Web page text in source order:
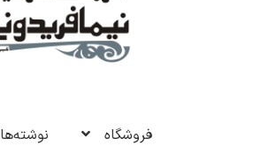
فروشگاه نوشته‌ها